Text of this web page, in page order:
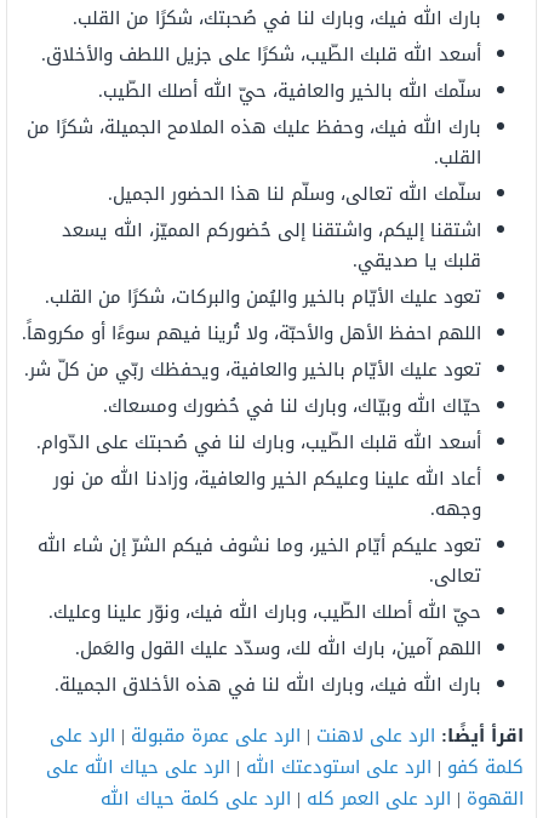
بارك الله فيك، وبارك لنا في صُحبتك، شكرًا من القلب.
أسعد الله قلبك الطّيب، شكرًا على جزيل اللطف والأخلاق.
سلّمك الله بالخير والعافية، حيّ الله أصلك الطّيب.
بارك الله فيك، وحفظ عليك هذه الملامح الجميلة، شكرًا من
القلب.
سلّمك الله تعالى، وسلّم لنا هذا الحضور الجميل.
اشتقنا إليكم، واشتقنا إلى حُضوركم المميّز، الله يسعد
قلبك يا صديقي.
تعود عليك الأيّام بالخير واليُمن والبركات، شكرًا من القلب.
اللهم احفظ الأهل والأحبّة، ولا تُرينا فيهم سوءًا أو مكروهاً.
تعود عليك الأيّام بالخير والعافية، ويحفظك ربّي من كلّ شر.
حيّاك الله وبيّاك، وبارك لنا في حُضورك ومسعاك.
أسعد الله قلبك الطّيب، وبارك لنا في صُحبتك على الدّوام.
أعاد الله علينا وعليكم الخير والعافية، وزادنا الله من نور
وجهه.
تعود عليكم أيّام الخير، وما نشوف فيكم الشرّ إن شاء الله
تعالى.
حيّ الله أصلك الطّيب، وبارك الله فيك، ونوّر علينا وعليك.
اللهم آمين، بارك الله لك، وسدّد عليك القول والعَمل.
بارك الله فيك، وبارك الله لنا في هذه الأخلاق الجميلة.
اقرأ أيضًا: الرد على لاهنت | الرد على عمرة مقبولة | الرد على
كلمة كفو | الرد على استودعتك الله | الرد على حياك الله على
القهوة | الرد على العمر كله | الرد على كلمة حياك الله